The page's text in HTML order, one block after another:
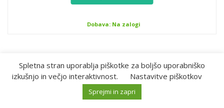
Dobava: Na zalogi
M
I
Išči:
0
Spletna stran uporablja piškotke za boljšo uporabniško
izkušnjo in večjo interaktivnost.
Nastavitve piškotkov
Sprejmi in zapri